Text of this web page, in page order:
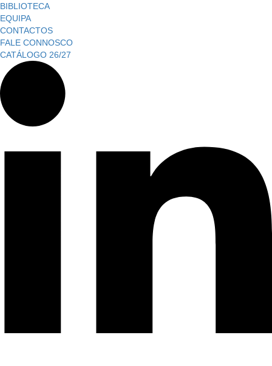
BIBLIOTECA
EQUIPA
CONTACTOS
FALE CONNOSCO
CATÁLOGO 26/27